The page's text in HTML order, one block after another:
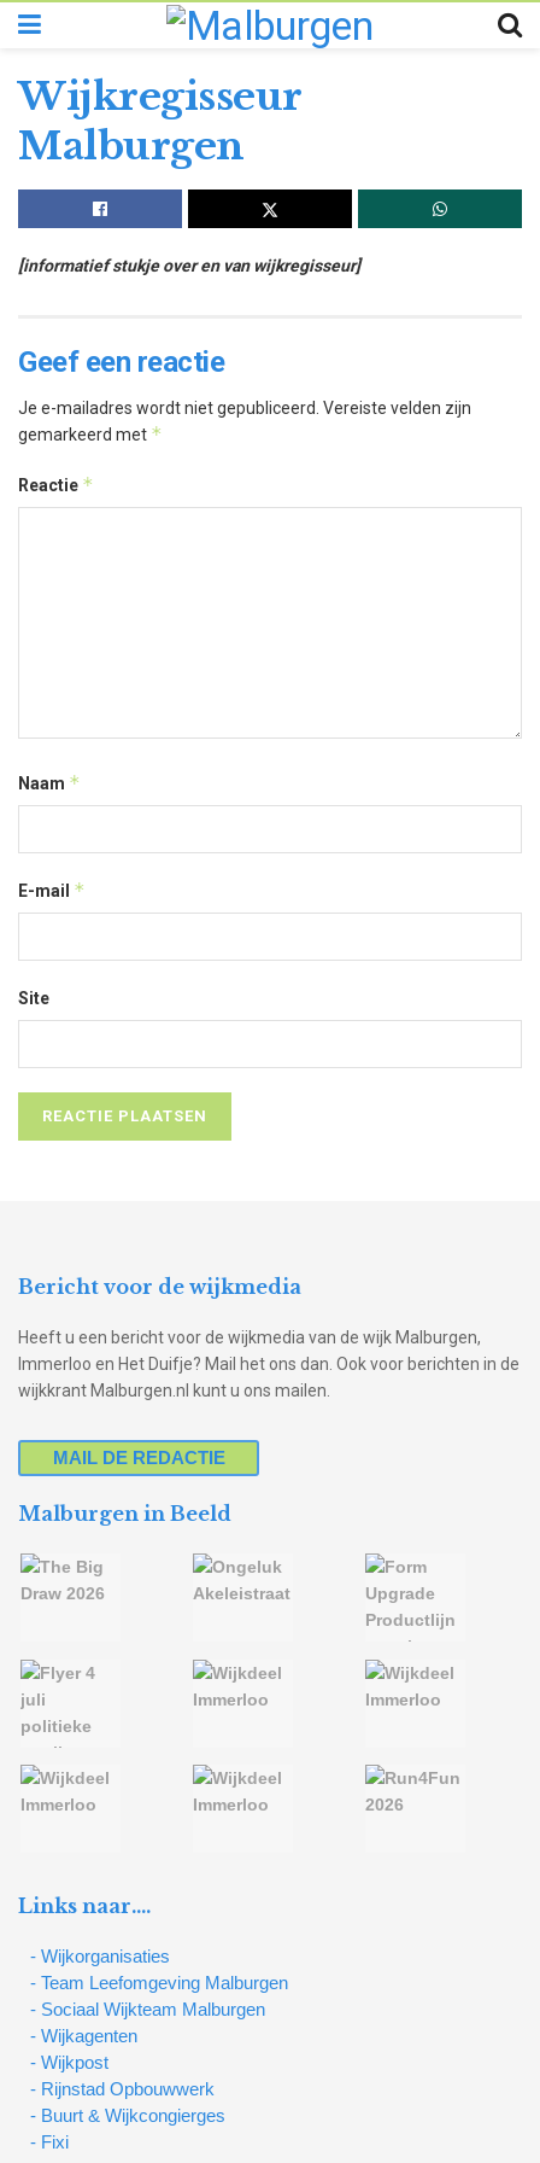
Wijkregisseur
Malburgen
[informatief stukje over en van wijkregisseur]
Geef een reactie
Je e-mailadres wordt niet gepubliceerd. Vereiste velden zijn
gemarkeerd met *
Reactie *
Naam *
E-mail *
Site
Bericht voor de wijkmedia
Heeft u een bericht voor de wijkmedia van de wijk Malburgen,
Immerloo en Het Duifje? Mail het ons dan. Ook voor berichten in de
wijkkrant Malburgen.nl kunt u ons mailen.
MAIL DE REDACTIE
Malburgen in Beeld
Links naar….
- Wijkorganisaties
- Team Leefomgeving Malburgen
- Sociaal Wijkteam Malburgen
- Wijkagenten
- Wijkpost
- Rijnstad Opbouwwerk
- Buurt & Wijkcongierges
- Fixi